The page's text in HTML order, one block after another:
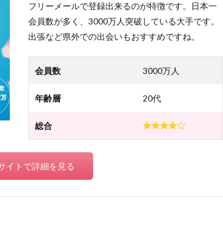
フリーメールで登録出来るのが特徴です。日本一
会員数が多く、3000万人突破している大手です。
出張など県外での出会いもおすすめですね。
会員数 3000万人
年齢層 20代
総合
イトで詳細を見る